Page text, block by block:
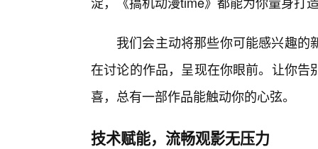
我们会主动将那些你可能感兴趣
在讨论的作品，呈现在你眼前。让你
喜，总有一部作品能触动你的心弦。
技术赋能，流畅观影无压力